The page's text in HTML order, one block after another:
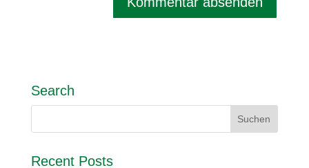
Search
Recent Posts